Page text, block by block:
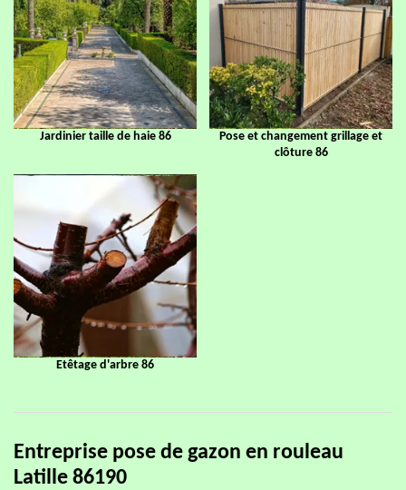
Jardinier taille de haie 86
Pose et changement grillage et
clôture 86
Etêtage d'arbre 86
Entreprise pose de gazon en rouleau
Latille 86190